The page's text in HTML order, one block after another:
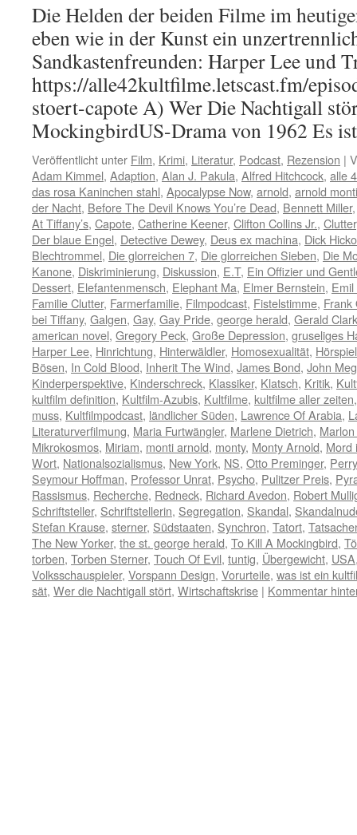
Die Helden der beiden Filme im
eben wie in der Kunst ein
Sandkastenfreunden: Harper Lee und
https://alle42kultfilme.letscast.fm/
stoert-capote A) Wer Die Nachtigall
MockingbirdUS-Drama von 1962 Es
Veröffentlicht unter Film, Krimi, Literatur, Podcast, Rezension |
Adam Kimmel, Adaption, Alan J. Pakula, Alfred Hitchcock, alle
das rosa Kaninchen stahl, Apocalypse Now, arnold, arnold monti
der Nacht, Before The Devil Knows You’re Dead, Bennett Miller
At Tiffany’s, Capote, Catherine Keener, Clifton Collins Jr., Clutter
Der blaue Engel, Detective Dewey, Deus ex machina, Dick
Blechtrommel, Die glorreichen 7, Die glorreichen Sieben, Die
Kanone, Diskriminierung, Diskussion, E.T, Ein Offizier und
Dessert, Elefantenmensch, Elephant Ma, Elmer Bernstein,
Familie Clutter, Farmerfamilie, Filmpodcast, Fistelstimme, Frank
bei Tiffany, Galgen, Gay, Gay Pride, george herald, Gerald
american novel, Gregory Peck, Große Depression, gruseliges
Harper Lee, Hinrichtung, Hinterwäldler, Homosexualität, Hörspiel
Bösen, In Cold Blood, Inherit The Wind, James Bond, John
Kinderperspektive, Kinderschreck, Klassiker, Klatsch, Kritik,
kultfilm definition, Kultfilm-Azubis, Kultfilme, kultfilme aller zeiten
muss, Kultfilmpodcast, ländlicher Süden, Lawrence Of Arabia,
Literaturverfilmung, Maria Furtwängler, Marlene Dietrich,
Mikrokosmos, Miriam, monti arnold, monty, Monty Arnold, Mord
Wort, Nationalsozialismus, New York, NS, Otto Preminger,
Seymour Hoffman, Professor Unrat, Psycho, Pulitzer Preis,
Rassismus, Recherche, Redneck, Richard Avedon, Robert
Schriftsteller, Schriftstellerin, Segregation, Skandal,
Stefan Krause, sterner, Südstaaten, Synchron, Tatort,
The New Yorker, the st. george herald, To Kill A Mockingbird,
torben, Torben Sterner, Touch Of Evil, tuntig, Übergewicht, USA
Volksschauspieler, Vorspann Design, Vorurteile, was ist ein
sät, Wer die Nachtigall stört, Wirtschaftskrise | Kommentar